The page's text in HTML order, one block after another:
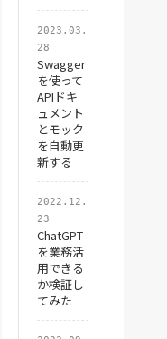
2023.03.
28
Swagger
を使って
APIドキ
ュメント
とモック
を自動更
新する
2022.12.
23
ChatGPT
を業務活
用できる
か検証し
てみた